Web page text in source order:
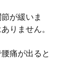
が緩いま
りません。
痛が出ると